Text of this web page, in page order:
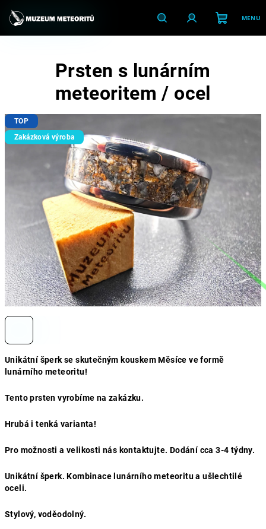
obsah
HledatPřihlášeníNákupní
Unikátní šperk se skutečným kouskem Měsíce ve formě
lunárního meteoritu!
Tento prsten vyrobíme na zakázku.
Hrubá i tenká varianta!
Pro možnosti a velikosti nás kontaktujte. Dodání cca 3-4 týdny.
Unikátní šperk. Kombinace lunárního meteoritu a ušlechtilé
oceli.
Stylový, voděodolný.
Prsten s lunárním
meteoritem / ocel
TOP
Zakázková výroba